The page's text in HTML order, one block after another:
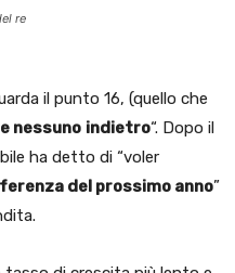
re
il punto 16, (quello che
nessuno indietro“. Dopo il
ha detto di “voler
del prossimo anno”